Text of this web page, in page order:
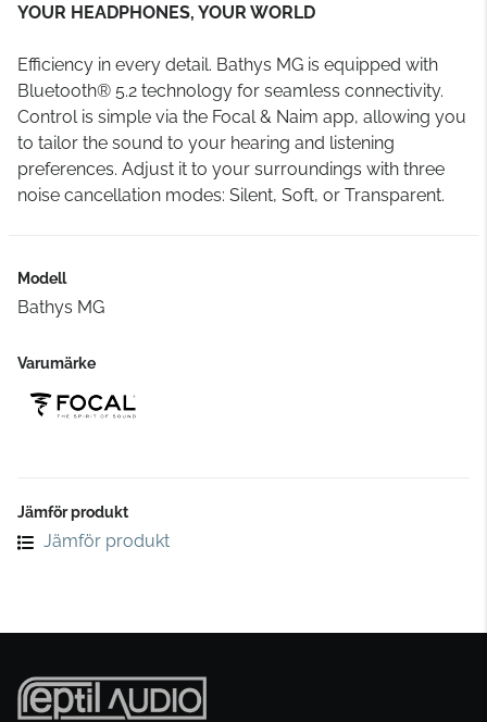
YOUR HEADPHONES, YOUR WORLD
Efficiency in every detail. Bathys MG is equipped with
Bluetooth® 5.2 technology for seamless connectivity.
Control is simple via the Focal & Naim app, allowing you
to tailor the sound to your hearing and listening
preferences. Adjust it to your surroundings with three
noise cancellation modes: Silent, Soft, or Transparent.
Modell
Bathys MG
Varumärke
Jämför produkt
Jämför produkt